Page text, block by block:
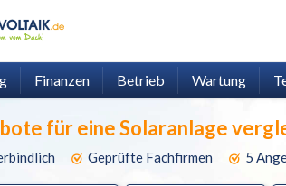
Finanzen Betrieb Wartung
für eine Solaranlage
Geprüfte Fachfirmen 5